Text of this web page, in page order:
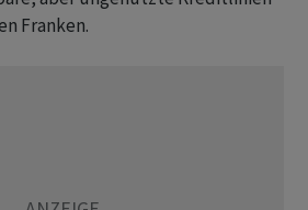
Franken.